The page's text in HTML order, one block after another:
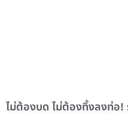
ไม่ต้องบด ไม่ต้องทิ้งลงท่อ!